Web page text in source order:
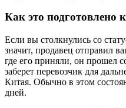
Как это подготовлено
Если вы столкнулись со
значит, продавец отправил
где его приняли, он прошел
заберет перевозчик для
Китая. Обычно в этом
дней.